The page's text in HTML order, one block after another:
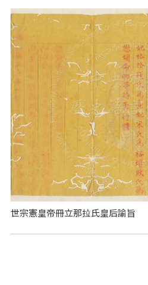
世宗憲皇帝冊立那拉氏皇后諭旨